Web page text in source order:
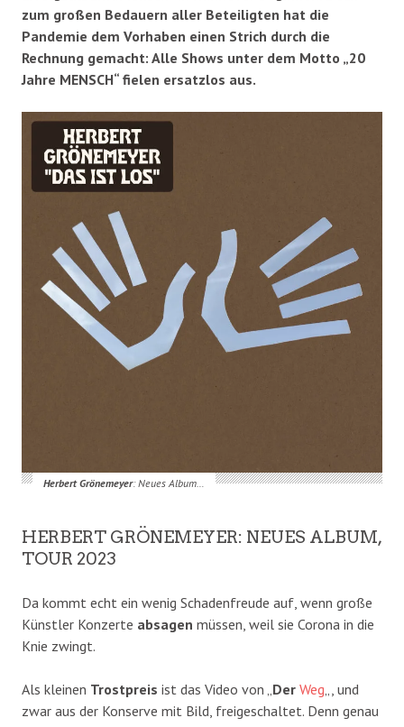
zum großen Bedauern aller Beteiligten hat die
Pandemie dem Vorhaben einen Strich durch die
Rechnung gemacht: Alle Shows unter dem Motto „20
Jahre MENSCH“ fielen ersatzlos aus.
Herbert Grönemeyer: Neues Album…
HERBERT GRÖNEMEYER: NEUES ALBUM,
TOUR 2023
Da kommt echt ein wenig Schadenfreude auf, wenn große
Künstler Konzerte absagen müssen, weil sie Corona in die
Knie zwingt.
Als kleinen Trostpreis ist das Video von „ Der Weg „, und
zwar aus der Konserve mit Bild, freigeschaltet. Denn genau